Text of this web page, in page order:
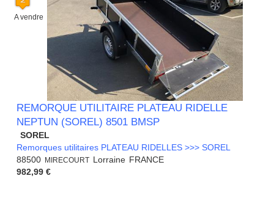
A vendre
REMORQUE UTILITAIRE PLATEAU RIDELLE
NEPTUN (SOREL) 8501 BMSP
SOREL
Remorques utilitaires PLATEAU RIDELLES >>> SOREL
88500
MIRECOURT Lorraine FRANCE
982,99 €